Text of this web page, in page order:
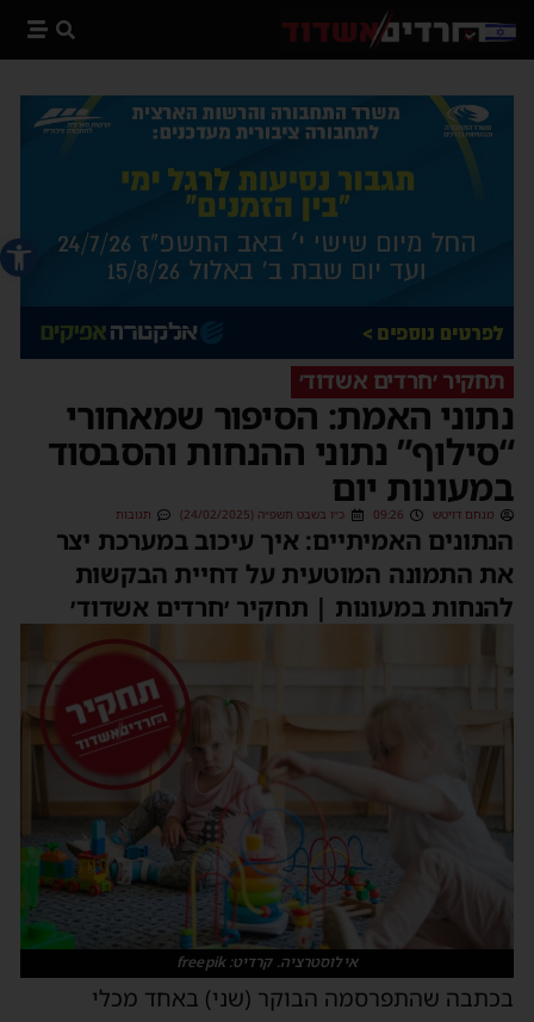
פתח
תחקיר ׳חרדים אשדוד׳
נתוני האמת: הסיפור שמאחורי
“סילוף” נתוני ההנחות והסבסוד
במעונות יום
מנחם דויטש 09:26 כ״ו בשבט תשפ״ה (24/02/2025) תגובות
הנתונים האמיתיים: איך עיכוב במערכת יצר
את התמונה המוטעית על דחיית הבקשות
להנחות במעונות | תחקיר ׳חרדים אשדוד׳
אילוסטרציה. קרדיט: freepik
בכתבה שהתפרסמה הבוקר (שני) באחד מכלי